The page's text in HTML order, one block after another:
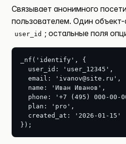
Связывает анонимного
пользователем. Один объект-
user_id ; остальные поля
_nf('identify', {
  user_id: 'user_12345',
  email: 'ivanov@site.ru',
  name: 'Иван Иванов',
phone: '+7 (495) 000-00-
  plan: 'pro',
  created_at: '2026-01-15'
});